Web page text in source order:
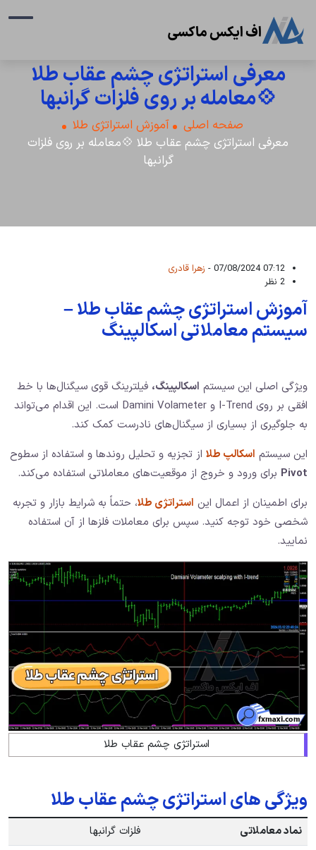
معرفی استراتژی چشم عقاب طلا
💠معامله بر روی فلزات گرانبها
صفحه اصلی
آموزش استراتژی طلا
معرفی استراتژی چشم عقاب طلا 💠معامله بر روی فلزات
گرانبها
07:12 07/08/2024 -
زهرا قادری
2 نظر
آموزش استراتژی چشم عقاب طلا –
سیستم معاملاتی اسکالپینگ
ویژگی اصلی این سیستم اسکالپینگ، فیلترینگ قوی سیگنال‌ها با خط
افقی بر روی I-Trend و Damini Volameter است. این اقدام می‌تواند
به جلوگیری از بسیاری از سیگنال‌های نادرست کمک کند.
این سیستم اسکالپ طلا از تجزیه و تحلیل روندها و استفاده از سطوح
Pivot برای ورود و خروج از موقعیت‌های معاملاتی استفاده می‌کند.
برای اطمینان از اعمال این استراتژی طلا، حتماً به شرایط بازار و تجربه
شخصی خود توجه کنید. سپس برای معاملات فلزها از آن استفاده
نمایید.
استراتژی چشم عقاب طلا
ویژگی های استراتژی چشم عقاب طلا
نماد معاملاتی
فلزات گرانبها